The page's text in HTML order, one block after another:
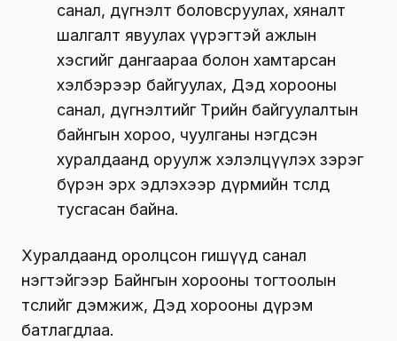
санал, дүгнэлт боловсруулах, хяналт
шалгалт явуулах үүрэгтэй ажлын
хэсгийг дангаараа болон хамтарсан
хэлбэрээр байгуулах, Дэд хорооны
санал, дүгнэлтийг Төрийн байгуулалтын
байнгын хороо, чуулганы нэгдсэн
хуралдаанд оруулж хэлэлцүүлэх зэрэг
бүрэн эрх эдлэхээр дүрмийн төсөлд
тусгасан байна.
Хуралдаанд оролцсон гишүүд санал
нэгтэйгээр Байнгын хорооны тогтоолын
төслийг дэмжиж, Дэд хорооны дүрэм
батлагдлаа.